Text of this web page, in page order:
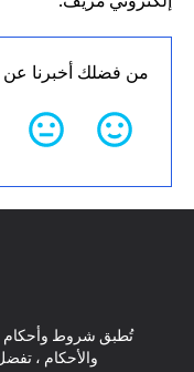
من فضلك أخبرنا عن
تُطبق شروط وأحكام
والأحكام ،